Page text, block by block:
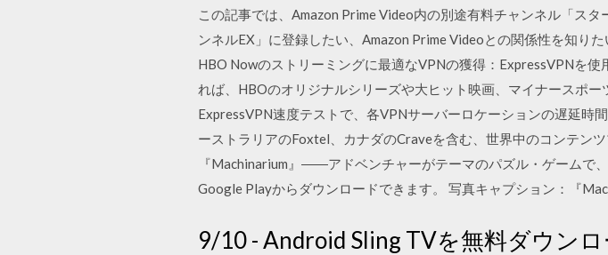
この記事では、Amazon Prime Video内の別途有料チャンネル「ス
ンネルEX」に登録したい、Amazon Prime Videoとの関係性を知り
HBO Nowのストリーミングに最適なVPNの獲得：ExpressVPNを
れば、HBOのオリジナルシリーズや大ヒット映画、マイナースポ
ExpressVPN速度テストで、各VPNサーバーロケーションの遅延
ーストラリアのFoxtel、カナダのCraveを含む、世界中のコンテン
『Machinarium』――アドベンチャーがテーマのパズル・ゲームで
Google Playからダウンロードできます。 写真キャプション：『
9/10 - Android Sling TVを無料ダウン